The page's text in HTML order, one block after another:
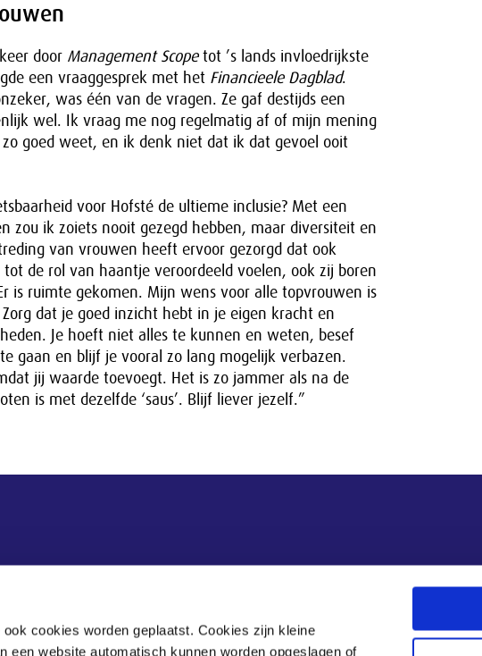
cookies worden geplaatst. Cookies zijn kleine
een website automatisch kunnen worden opgeslagen of
door Management Scopetot ’s lands invloedrijkste
een vraaggesprek met het Financieele Dagblad.
was één van de vragen. Ze gaf destijds een
wel. Ik vraag me nog regelmatig af of mijn mening
goed weet, en ik denk niet dat ik dat gevoel ooit
voor Hofsté de ultieme inclusie? Met een
zou ik zoiets nooit gezegd hebben, maar diversiteit en
van vrouwen heeft ervoor gezorgd dat ook
de rol van haantje veroordeeld voelen, ook zij boren
is ruimte gekomen. Mijn wens voor alle topvrouwen is
dat je goed inzicht hebt in je eigen kracht en
Je hoeft niet alles te kunnen en weten, besef
gaan en blijf je vooral zo lang mogelijk verbazen.
jij waarde toevoegt. Het is zo jammer als na de
is met dezelfde ‘saus’. Blijf liever jezelf.”